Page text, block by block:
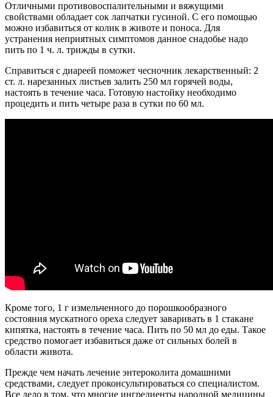
Отличными противовоспалительными и вяжущими
свойствами обладает сок лапчатки гусиной. С его помощью
можно избавиться от колик в животе и поноса. Для
устранения неприятных симптомов данное снадобье надо
пить по 1 ч. л. трижды в сутки.
Справиться с диареей поможет чесночник лекарственный: 2
ст. л. нарезанных листьев залить 250 мл горячей воды,
настоять в течение часа. Готовую настойку необходимо
процедить и пить четыре раза в сутки по 60 мл.
Кроме того, 1 г измельченного до порошкообразного
состояния мускатного ореха следует заваривать в 1 стакане
кипятка, настоять в течение часа. Пить по 50 мл до еды. Такое
средство помогает избавиться даже от сильных болей в
области живота.
Прежде чем начать лечение энтероколита домашними
средствами, следует проконсультироваться со специалистом.
Все дело в том, что многие ингредиенты народной медицины